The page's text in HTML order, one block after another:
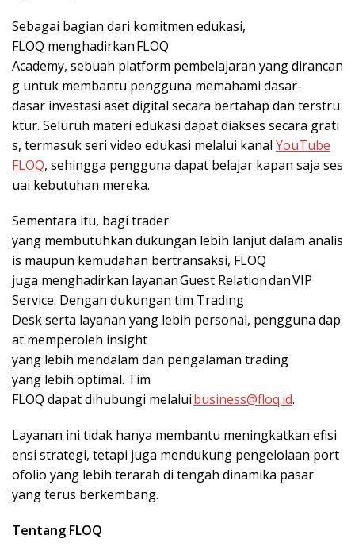
Sebagai bagian dari komitmen edukasi,
FLOQ menghadirkan FLOQ
Academy, sebuah platform pembelajaran yang dirancan
g untuk membantu pengguna memahami dasar-
dasar investasi aset digital secara bertahap dan terstru
ktur. Seluruh materi edukasi dapat diakses secara grati
s, termasuk seri video edukasi melalui kanal YouTube
FLOQ, sehingga pengguna dapat belajar kapan saja ses
uai kebutuhan mereka.
Sementara itu, bagi trader
yang membutuhkan dukungan lebih lanjut dalam analis
is maupun kemudahan bertransaksi, FLOQ
juga menghadirkan layanan Guest Relation dan VIP
Service. Dengan dukungan tim Trading
Desk serta layanan yang lebih personal, pengguna dap
at memperoleh insight
yang lebih mendalam dan pengalaman trading
yang lebih optimal. Tim
FLOQ dapat dihubungi melaluibusiness@floq.id.
Layanan ini tidak hanya membantu meningkatkan efisi
ensi strategi, tetapi juga mendukung pengelolaan port
ofolio yang lebih terarah di tengah dinamika pasar
yang terus berkembang.
Tentang FLOQ